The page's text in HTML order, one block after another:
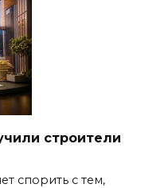
строители
спорить с тем,